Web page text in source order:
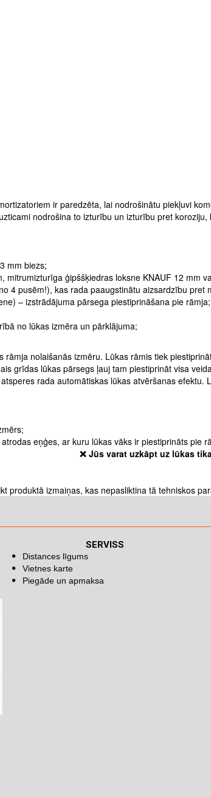
ir paredzēta, lai nodrošinātu piekļuvi
nodrošina to izturību un izturību pret
mm biezs;
mitrumizturīga ģipššķiedras loksne KNAUF 12 mm
4 pusēm!), kas rada paaugstinātu aizsardzību pret
– izstrādājuma pārsega piestiprināšana pie rāmja;
no lūkas izmēra un pārklājuma;
nolaišanās izmēru. Lūkas rāmis tiek
grīdas lūkas pārsegs ļauj tam piestiprināt visa
rada automātiskas lūkas atvēršanas
eņģes, ar kuru lūkas vāks ir piestiprināts pie
❌ Jūs varat uzkāpt uz lūkas
produktā izmaiņas, kas nepasliktina tā tehniskos
SERVISS
Distances līgums
Vietnes karte
Piegāde un apmaksa